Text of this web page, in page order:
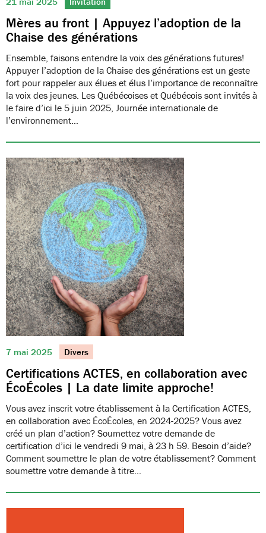
Mères au front | Appuyez l’adoption de la
Chaise des générations
Ensemble, faisons entendre la voix des générations futures!
Appuyer l’adoption de la Chaise des générations est un geste
fort pour rappeler aux élues et élus l’importance de reconnaître
la voix des jeunes. Les Québécoises et Québécois sont invités à
le faire d’ici le 5 juin 2025, Journée internationale de
l’environnement…
7 mai 2025 Divers
Certifications ACTES, en collaboration avec
ÉcoÉcoles | La date limite approche!
Vous avez inscrit votre établissement à la Certification ACTES,
en collaboration avec ÉcoÉcoles, en 2024-2025? Vous avez
créé un plan d’action? Soumettez votre demande de
certification d’ici le vendredi 9 mai, à 23 h 59. Besoin d’aide?
Comment soumettre le plan de votre établissement? Comment
soumettre votre demande à titre…